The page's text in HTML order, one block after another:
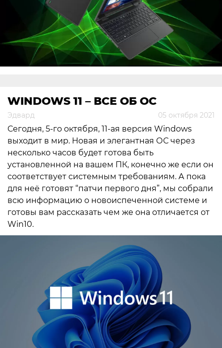
WINDOWS 11 – ВСЕ ОБ ОС
Эдвард 05 октября 2021
Сегодня, 5-го октября, 11-ая версия Windows
выходит в мир. Новая и элегантная ОС через
несколько часов будет готова быть
установленной на вашем ПК, конечно же если он
соответствует системным требованиям. А пока
для неё готовят “патчи первого дня”, мы собрали
всю информацию о новоиспеченной системе и
готовы вам рассказать чем же она отличается от
Win10.